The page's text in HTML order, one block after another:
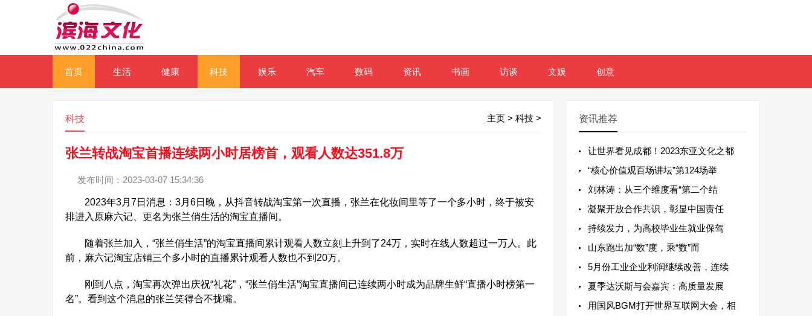
首页 生活 健康 科技 娱乐 汽车 数码 资讯 书画 访谈 文娱 创意
主页 > 科技 >
科技
张兰转战淘宝首播连续两小时居榜首，观看人数达351.8万
发布时间：2023-03-07 15:34:36
2023年3月7日消息：3月6日晚，从抖音转战淘宝第一次直播，张兰在化妆间里等了一个多小时，终于被安
排进入原麻六记、更名为张兰俏生活的淘宝直播间。
随着张兰加入，“张兰俏生活”的淘宝直播间累计观看人数立刻上升到了24万，实时在线人数超过一万人。此
前，麻六记淘宝店铺三个多小时的直播累计观看人数也不到20万。
刚到八点，淘宝再次弹出庆祝“礼花”，“张兰俏生活”淘宝直播间已连续两小时成为品牌生鲜“直播小时榜第一
名”。看到这个消息的张兰笑得合不拢嘴。
资讯推荐
让世界看见成都！2023东亚文化之都
“核心价值观百场讲坛”第124场举
刘林涛：从三个维度看“第二个结
凝聚开放合作共识，彰显中国责任
持续发力，为高校毕业生就业保驾
山东跑出加“数”度，乘“数”而
5月份工业企业利润继续改善，连续
夏季达沃斯与会嘉宾：高质量发展
用国风BGM打开世界互联网大会，相